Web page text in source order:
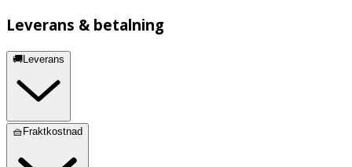
Leverans & betalning
🚚Leverans
🧺Fraktkostnad